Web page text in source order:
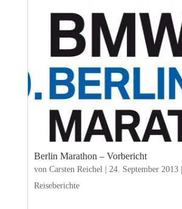
Berlin Marathon – Vorbericht
von Carsten Reichel| 24. September 2013|
Reiseberichte